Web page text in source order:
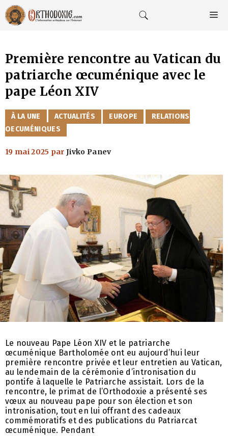
Aller
au
contenu
Première rencontre au Vatican du
patriarche œcuménique avec le
pape Léon XIV
CATÉGORIES
À LA UNE ACTUALITÉS EUROPE
RELATIONS
OECUMÉNIQUES
19 mai 2025 parJivko Panev
Le nouveau Pape Léon XIV et le patriarche
œcuménique Bartholomée ont eu aujourd’hui leur
première rencontre privée et leur entretien au Vatican,
au lendemain de la cérémonie d’intronisation du
pontife à laquelle le Patriarche assistait. Lors de la
rencontre, le primat de l’Orthodoxie a présenté ses
vœux au nouveau pape pour son élection et son
intronisation, tout en lui offrant des cadeaux
commémoratifs et des publications du Patriarcat
œcuménique. Pendant